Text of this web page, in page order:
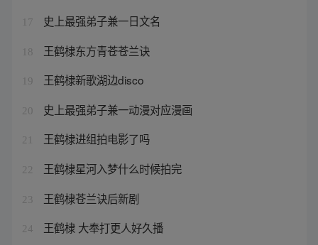
17 史上最强弟子兼一日文名
18 王鹤棣东方青苍苍兰诀
19 王鹤棣新歌湖边disco
20 史上最强弟子兼一动漫对应漫画
21 王鹤棣进组拍电影了吗
22 王鹤棣星河入梦什么时候拍完
23 王鹤棣苍兰诀后新剧
24 王鹤棣 大奉打更人好久播